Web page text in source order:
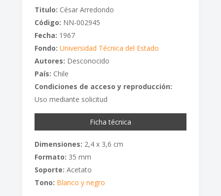
Titulo: César Arredondo
Código: NN-002945
Fecha: 1967
Fondo: Universidad Técnica del Estado
Autores: Desconocido
País: Chile
Condiciones de acceso y reproducción:
Uso mediante solicitud
Ficha técnica
Dimensiones: 2,4 x 3,6 cm
Formato: 35 mm
Soporte: Acetato
Tono: Blanco y negro